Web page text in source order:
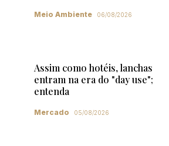
Meio Ambiente 06/08/2026
Assim como hotéis, lanchas
entram na era do "day use";
entenda
Mercado 05/08/2026